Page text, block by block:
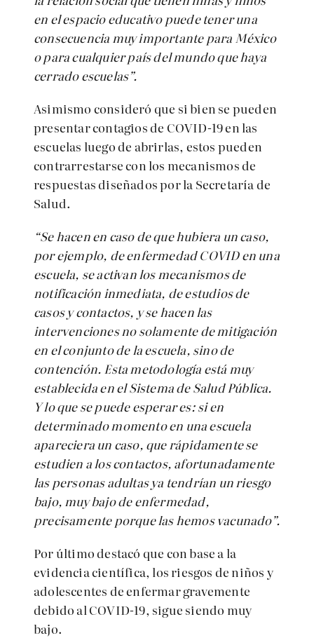
en el espacio educativo puede tener una
consecuencia muy importante para México
o para cualquier país del mundo que haya
cerrado escuelas”.
Asimismo consideró que si bien se pueden
presentar contagios de COVID-19 en las
escuelas luego de abrirlas, estos pueden
contrarrestarse con los mecanismos de
respuestas diseñados por la Secretaría de
Salud.
“Se hacen en caso de que hubiera un caso,
por ejemplo, de enfermedad COVID en una
escuela, se activan los mecanismos de
notificación inmediata, de estudios de
casos y contactos, y se hacen las
intervenciones no solamente de mitigación
en el conjunto de la escuela, sino de
contención. Esta metodología está muy
establecida en el Sistema de Salud Pública.
Y lo que se puede esperar es: si en
determinado momento en una escuela
apareciera un caso, que rápidamente se
estudien a los contactos, afortunadamente
las personas adultas ya tendrían un riesgo
bajo, muy bajo de enfermedad,
precisamente porque las hemos vacunado”.
Por último destacó que con base a la
evidencia científica, los riesgos de niños y
adolescentes de enfermar gravemente
debido al COVID-19, sigue siendo muy
bajo.